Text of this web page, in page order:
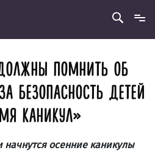
ПОМНИТЬ ОБ
БЕЗОПАСНОСТЬ ДЕТЕЙ
КАНИКУЛ»
начнутся осенние каникулы